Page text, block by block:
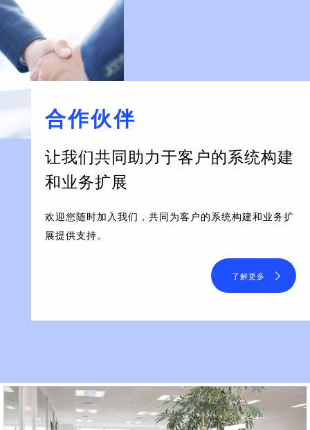
合作伙伴
让我们共同助力于客户的系统构建
和业务扩展
欢迎您随时加入我们，共同为客户的系统构建和业务扩
展提供支持。
了解更多